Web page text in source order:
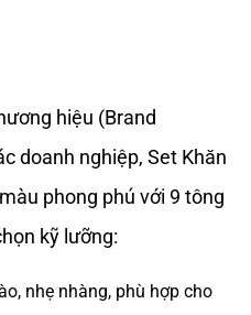
hiệu (Brand
doanh nghiệp, Set Khăn
phong phú với 9 tông
kỹ lưỡng:
nhẹ nhàng, phù hợp cho